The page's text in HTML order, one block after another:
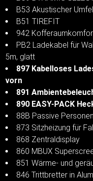
B53 Akustischer
B51 TIREFIT
942
PB2 Ladekabel für
5m, glatt
897 Kabelloses
vorn
891
890 EASY-PACK
88B Passive
873 Sitzheizung für
868 Zentraldisplay
860 MBUX
851 Wärme- und
846 Trittbretter in